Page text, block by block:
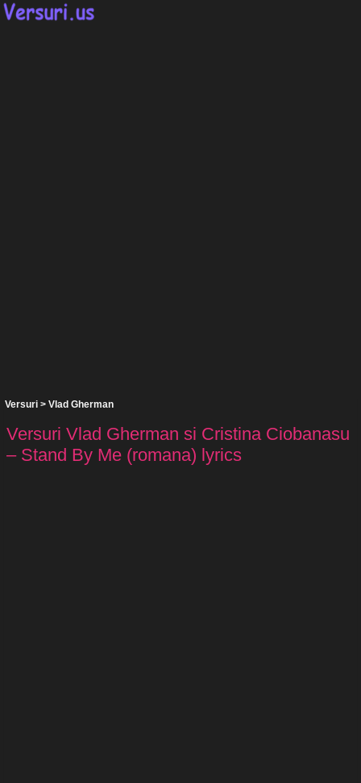
Versuri > Vlad Gherman
Versuri Vlad Gherman si Cristina Ciobanasu
– Stand By Me (romana) lyrics